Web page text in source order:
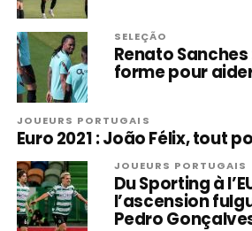
SELEÇÃO
Renato Sanches
forme pour
JOUEURS PORTUGAIS
Euro 2021 : João Félix, tout
JOUEURS PORTUGAIS
Du Sporting à
l’ascension
Pedro